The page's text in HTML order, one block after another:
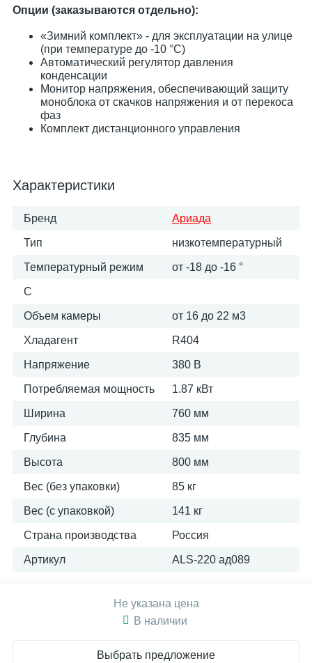
Опции (заказываются отдельно):
«Зимний комплект» - для эксплуатации на улице
(при температуре до -10 °С)
Автоматический регулятор давления
конденсации
Монитор напряжения, обеспечивающий защиту
моноблока от скачков напряжения и от перекоса
фаз
Комплект дистанционного управления
Характеристики
Бренд Ариада
Тип низкотемпературный
Температурный режим от -18 до -16 °
C
Объем камеры от 16 до 22 м​3
Хладагент R404
Напряжение 380 В
Потребляемая мощность 1.87 кВт
Ширина 760 мм
Глубина 835 мм
Высота 800 мм
Вес (без упаковки) 85 кг
Вес (с упаковкой) 141 кг
Страна производства Россия
Артикул ALS-220 ад089
Не указана цена
В наличии
Выбрать предложение